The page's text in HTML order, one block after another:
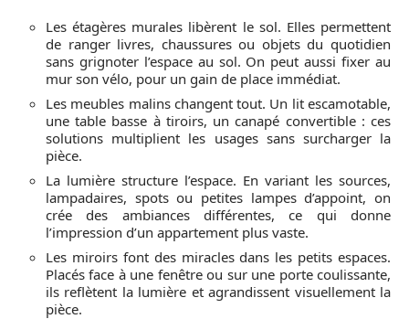
Les étagères murales libèrent le sol. Elles permettent
de ranger livres, chaussures ou objets du quotidien
sans grignoter l’espace au sol. On peut aussi fixer au
mur son vélo, pour un gain de place immédiat.
Les meubles malins changent tout. Un lit escamotable,
une table basse à tiroirs, un canapé convertible : ces
solutions multiplient les usages sans surcharger la
pièce.
La lumière structure l’espace. En variant les sources,
lampadaires, spots ou petites lampes d’appoint, on
crée des ambiances différentes, ce qui donne
l’impression d’un appartement plus vaste.
Les miroirs font des miracles dans les petits espaces.
Placés face à une fenêtre ou sur une porte coulissante,
ils reflètent la lumière et agrandissent visuellement la
pièce.